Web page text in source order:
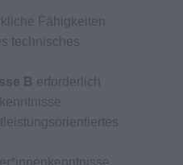
Fähigkeiten
technisches
B erforderlich